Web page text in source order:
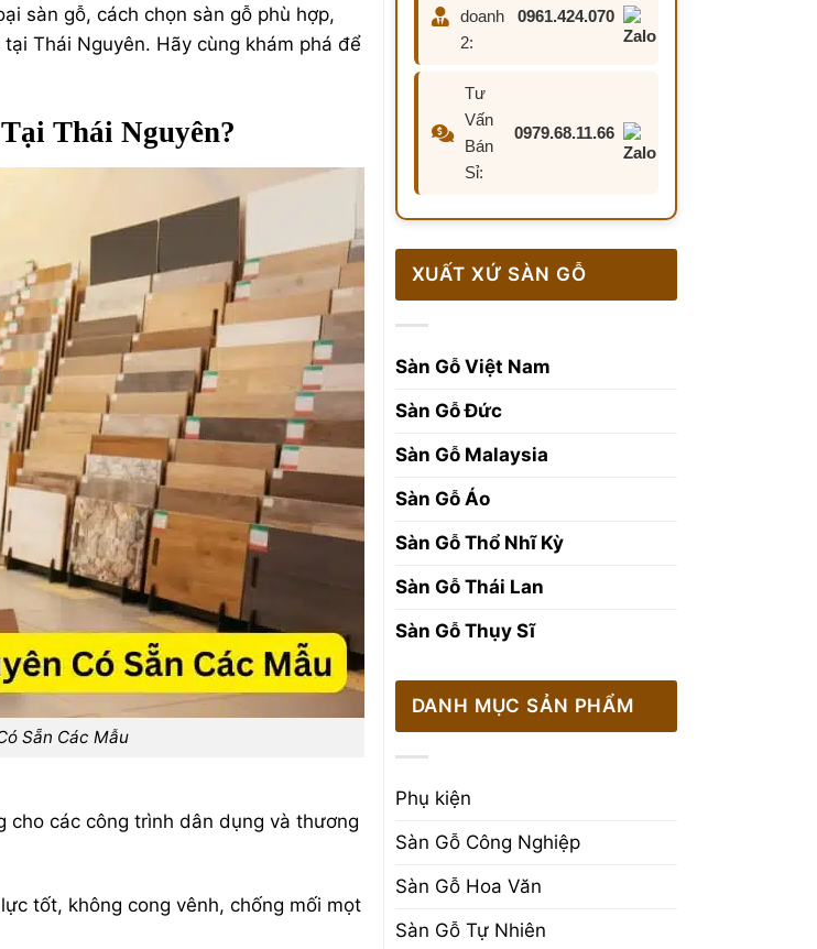
sàn gỗ, cách chọn sàn gỗ phù hợp,
Thái Nguyên. Hãy cùng khám phá để
Thái Nguyên?
Sẵn Các Mẫu
cho các công trình dân dụng và thương
tốt, không cong vênh, chống mối mọt
doanh
2:
0961.424.070
Tư
Vấn
Bán
Sỉ:
0979.68.11.66
XUẤT XỨ SÀN GỖ
Sàn Gỗ Việt Nam
Sàn Gỗ Đức
Sàn Gỗ Malaysia
Sàn Gỗ Áo
Sàn Gỗ Thổ Nhĩ Kỳ
Sàn Gỗ Thái Lan
Sàn Gỗ Thụy Sĩ
DANH MỤC SẢN PHẨM
Phụ kiện
Sàn Gỗ Công Nghiệp
Sàn Gỗ Hoa Văn
Sàn Gỗ Tự Nhiên